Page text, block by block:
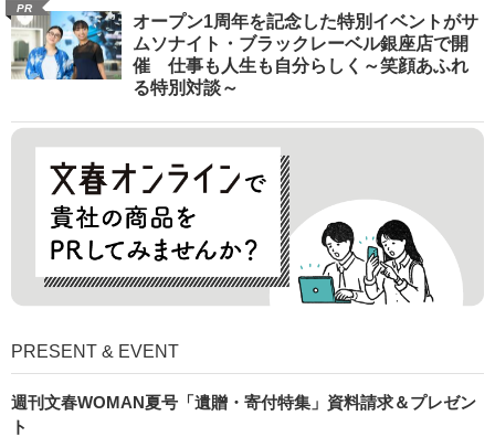
PR
オープン1周年を記念した特別イベントがサ
ムソナイト・ブラックレーベル銀座店で開
催 仕事も人生も自分らしく～笑顔あふれ
る特別対談～
PRESENT & EVENT
週刊文春WOMAN夏号「遺贈・寄付特集」資料請求＆プレゼン
ト